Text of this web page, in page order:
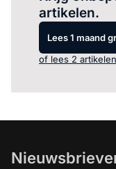
artikelen.
Lees 1 maand
of lees 2